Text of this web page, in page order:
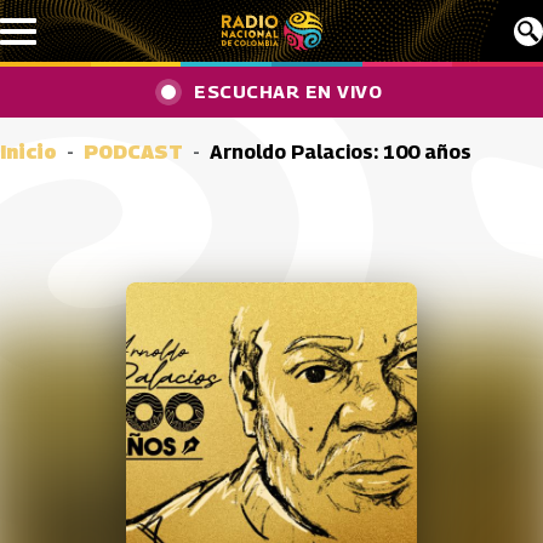
Pasar al contenido principal
ESCUCHAR EN VIVO
Inicio PODCAST Arnoldo Palacios: 100 años